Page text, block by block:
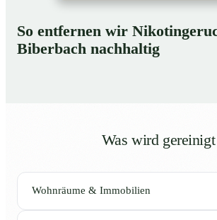
So entfernen wir
Biberbach nachhaltig
Was wird gereinigt
Wohnräume & Immobilien